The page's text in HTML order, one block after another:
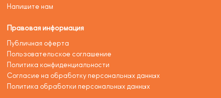
Напишите нам
Правовая информация
Публичная оферта
Пользовательское соглашение
Политика конфиденциальности
Согласие на обработку персональных данных
Политика обработки персональных данных